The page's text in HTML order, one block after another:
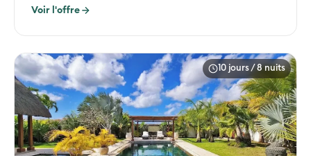
Voir l'offre
10 jours / 8 nuits